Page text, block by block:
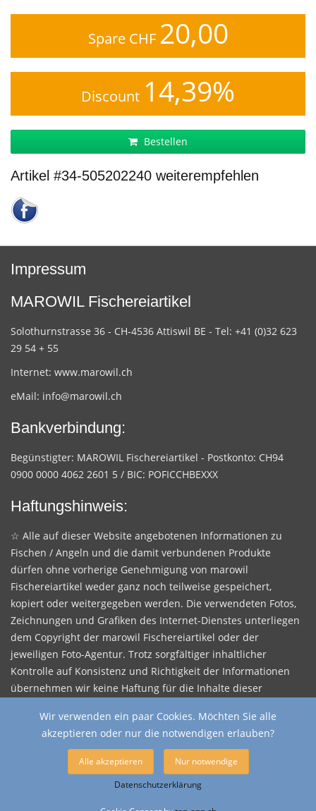
Spare CHF 20,00
Discount 14,39%
Bestellen
Artikel #34-505202240 weiterempfehlen
Impressum
MAROWIL Fischereiartikel
Solothurnstrasse 36 - CH-4536 Attiswil BE - Tel: +41 (0)32 623
29 54 + 55
Internet: www.marowil.ch
eMail: info@marowil.ch
Bankverbindung:
Begünstigter: MAROWIL Fischereiartikel - Postkonto: CH94
0900 0000 4062 2601 5 / BIC: POFICCHBEXXX
Haftungshinweis:
☆ Alle auf dieser Website angebotenen Informationen zu
Fischen / Angeln und die damit verbundenen Produkte
dürfen ohne vorherige Genehmigung von marowil
Fischereiartikel weder ganz noch teilweise gespeichert,
kopiert oder weitergegeben werden. Die verwendeten Fotos,
Zeichnungen und Grafiken des Internet-Dienstes unterliegen
dem Copyright der marowil Fischereiartikel oder der
jeweiligen Foto-Agentur. Trotz sorgfältiger inhaltlicher
Kontrolle auf Konsistenz und Richtigkeit der Informationen
übernehmen wir keine Haftung für die Inhalte dieser
Diese Website enthält externe Links. Für den Inhalt der
verlinkten Seiten sind ausschliesslich deren Betreiber
verantwortlich.
Wir verwenden ein paar Cookies. Möchten Sie alle
akzeptieren oder nur die notwendigen erlauben?
Alle akzeptieren
Nur notwendige
Datenschutzerklärung